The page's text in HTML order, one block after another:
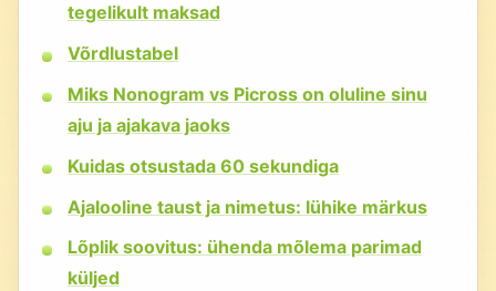
tegelikult maksad
Võrdlustabel
Miks Nonogram vs Picross on oluline sinu
aju ja ajakava jaoks
Kuidas otsustada 60 sekundiga
Ajalooline taust ja nimetus: lühike märkus
Lõplik soovitus: ühenda mõlema parimad
küljed